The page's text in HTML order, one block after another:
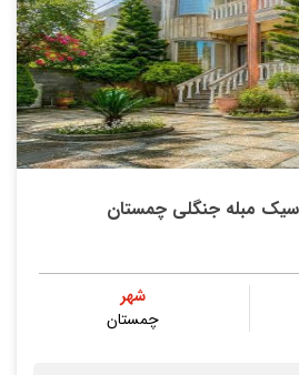
مبله جنگلی چمستان
شهر
چمستان